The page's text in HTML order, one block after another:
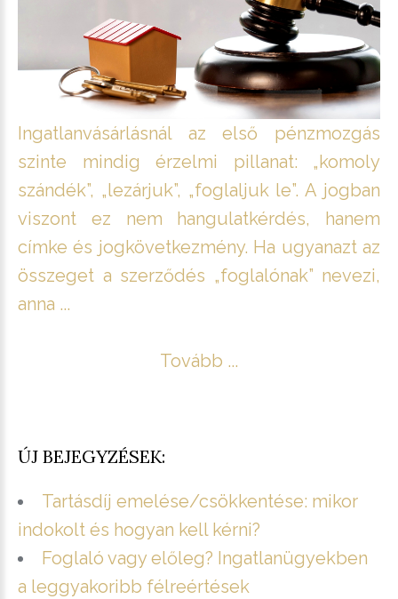
Ingatlanvásárlásnál az első pénzmozgás
szinte mindig érzelmi pillanat: „komoly
szándék”, „lezárjuk”, „foglaljuk le”. A jogban
viszont ez nem hangulatkérdés, hanem
címke és jogkövetkezmény. Ha ugyanazt az
összeget a szerződés „foglalónak” nevezi,
anna ...
Tovább ...
ÚJ BEJEGYZÉSEK:
Tartásdíj emelése/csökkentése: mikor
indokolt és hogyan kell kérni?
Foglaló vagy előleg? Ingatlanügyekben
a leggyakoribb félreértések